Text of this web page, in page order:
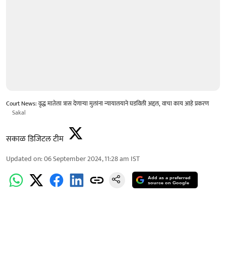
Court News: वृद्ध मातेला त्रास देणाऱ्या मुलांना न्यायालयाने घडविली अद्दल, वाचा काय आहे प्रकरण
Sakal
सकाळ डिजिटल टीम
Updated on:06 September 2024, 11:28 am IST
Add as a preferred
source on Google